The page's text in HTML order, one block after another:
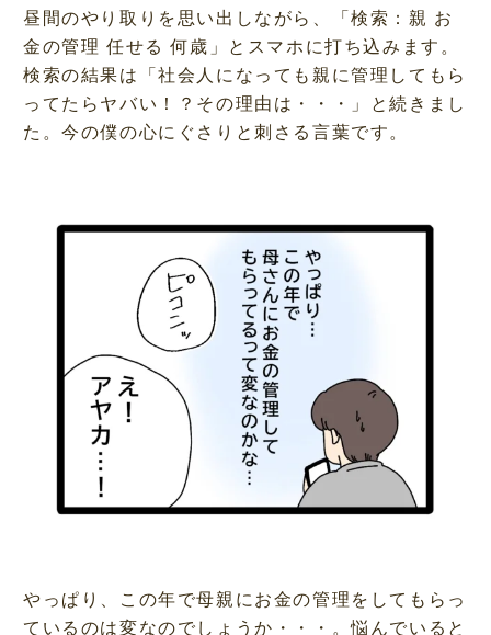
昼間のやり取りを思い出しながら、「検索：親 お
金の管理 任せる 何歳」とスマホに打ち込みます。
検索の結果は「社会人になっても親に管理してもら
ってたらヤバい！？その理由は・・・」と続きまし
た。今の僕の心にぐさりと刺さる言葉です。
やっぱり、この年で母親にお金の管理をしてもらっ
ているのは変なのでしょうか・・・。悩んでいると